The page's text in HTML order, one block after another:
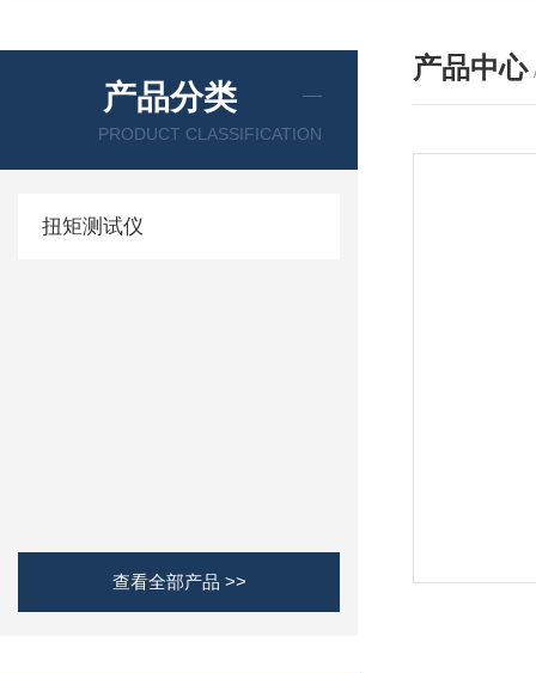
产品分类
PRODUCT CLASSIFICATION
扭矩测试仪
查看全部产品 >>
产品中心